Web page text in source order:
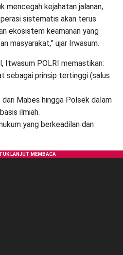
mencegah kejahatan jalanan,
sistematis akan terus
ekosistem keamanan yang
masyarakat,” ujar Irwasum.
Itwasum POLRI memastikan:
sebagai prinsip tertinggi (salus
Mabes hingga Polsek dalam
ilmiah.
yang berkeadilan dan